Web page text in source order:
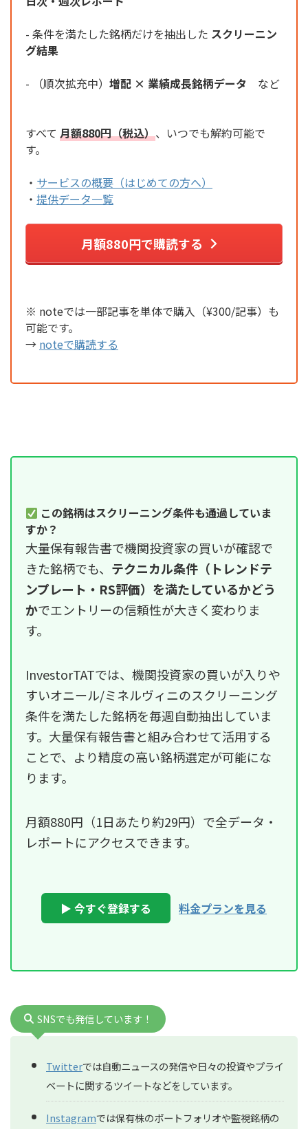
- 条件を満たした銘柄だけを抽出した スクリーニン
グ結果
- （順次拡充中） 増配 × 業績成長銘柄データ など
すべて 月額880円（税込）、いつでも解約可能で
す。
・ サービスの概要（はじめての方へ）
・ 提供データ一覧
月額880円で購読する
※ noteでは一部記事を単体で購入（¥300/記事）も
可能です。
→ noteで購読する
この銘柄はスクリーニング条件も通過していま
すか？
大量保有報告書で機関投資家の買いが確認で
きた銘柄でも、 テクニカル条件（トレンドテ
ンプレート・RS評価）を満たしているかどう
かでエントリーの信頼性が大きく変わりま
す。
InvestorTATでは、機関投資家の買いが入りや
すいオニール/ミネルヴィニのスクリーニング
条件を満たした銘柄を毎週自動抽出していま
す。大量保有報告書と組み合わせて活用する
ことで、より精度の高い銘柄選定が可能にな
ります。
月額880円（1日あたり約29円）で全データ・
レポートにアクセスできます。
▶ 今すぐ登録する 料金プランを見る
SNSでも発信しています！
Twitterでは自動ニュースの発信や日々の投資やプライ
ベートに関するツイートなどをしています。
Instagramでは保有株のポートフォリオや監視銘柄の